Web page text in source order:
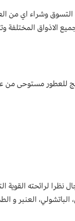
للعطور 2026 الاستفادة من خصومات هائلة تصل الى 40% عند
الاذواق المختلفة
للعطور مستوحى من
لرائحته القوية
العنبر و